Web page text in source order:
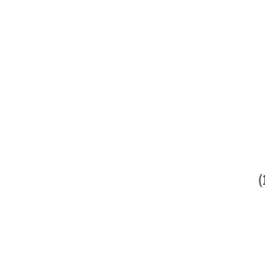
רבים. מהיכן הגיעו ׳יהודים׳ אלה לדרום הר חברון? דורון שר־אבי מעשה שהיה. בראש חודש אדר תרפ"ט (10.2.29)